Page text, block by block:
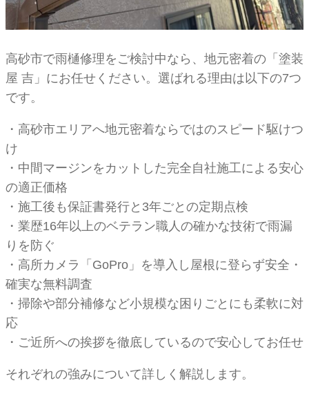
高砂市で雨樋修理をご検討中なら、地元密着の「塗装
屋 吉」にお任せください。選ばれる理由は以下の7つ
です。
・高砂市エリアへ地元密着ならではのスピード駆けつ
け
・中間マージンをカットした完全自社施工による安心
の適正価格
・施工後も保証書発行と3年ごとの定期点検
・業歴16年以上のベテラン職人の確かな技術で雨漏
りを防ぐ
・高所カメラ「GoPro」を導入し屋根に登らず安全・
確実な無料調査
・掃除や部分補修など小規模な困りごとにも柔軟に対
応
・ご近所への挨拶を徹底しているので安心してお任せ
それぞれの強みについて詳しく解説します。